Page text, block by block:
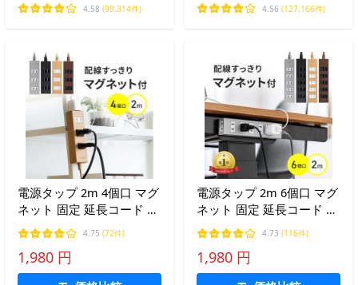
4.58 (99,314件) 4.56 (127,166件)
電源タップ 2m 4個口 マグ
ネット 固定 延長コード コ
ンセントタップ コンセン
ト テーブルタップ おしゃ
れ シャッター付き 雷ガー
ド 木目 700-TAP054-2
4.75 (72件)
1,980 円
電源タップ 2m 6個口 マグ
ネット 固定 延長コード コ
ンセントタップ コンセン
ト テーブルタップ おしゃ
れ シャッター付き 雷ガー
ド 木目 700-TAP055-2
4.73 (116件)
1,980 円